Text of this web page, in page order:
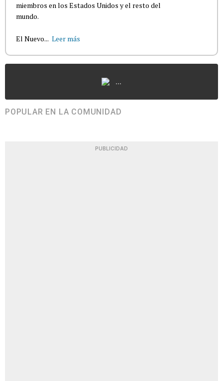
miembros en los Estados Unidos y el resto del
mundo.
El Nuevo... Leer más
...
POPULAR EN LA COMUNIDAD
PUBLICIDAD